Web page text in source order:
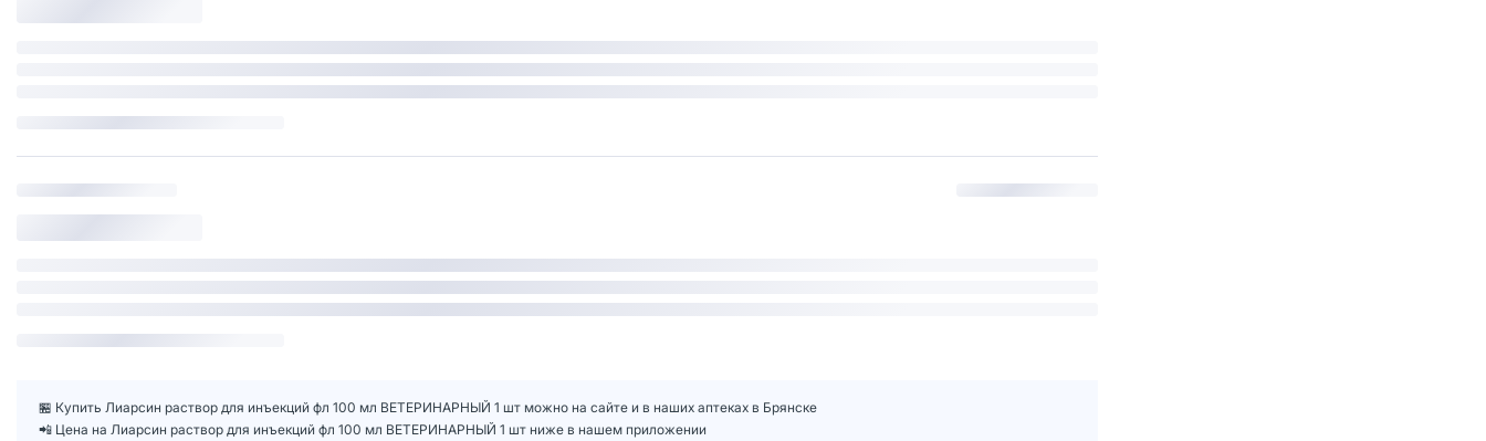
🏪 Купить Лиарсин раствор для инъекций фл 100 мл ВЕТЕРИНАРНЫЙ 1 шт можно на сайте и в наших аптеках в Брянске
📲 Цена на Лиарсин раствор для инъекций фл 100 мл ВЕТЕРИНАРНЫЙ 1 шт ниже в нашем приложении